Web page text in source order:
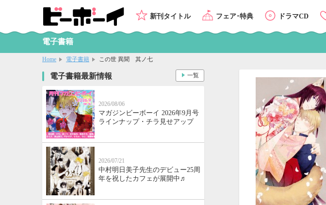
新刊タイトル フェア･特典 ドラマCD
電子書籍
Home 電子書籍 この世 異聞 其ノ七
電子書籍最新情報
2026/08/06
マガジンビーボーイ 2026年9月号
ラインナップ・チラ見せアップ
2026/07/21
中村明日美子先生のデビュー25周
年を祝したカフェが展開中♬
一覧